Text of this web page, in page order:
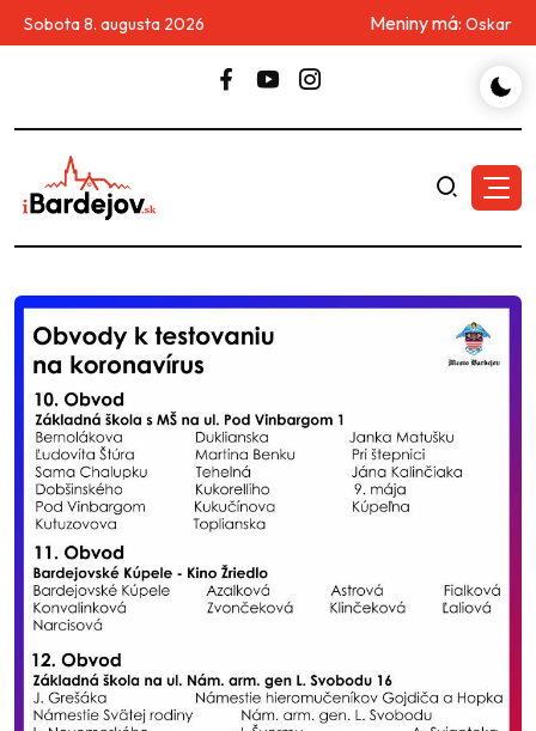
Sobota 8. augusta 2026 Meniny má: Oskar